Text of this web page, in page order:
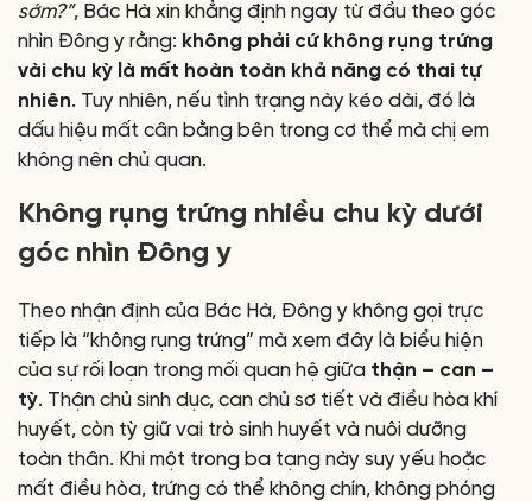
sớm?”, Bác Hà xin khẳng định ngay từ đầu theo góc
nhìn Đông y rằng: không phải cứ không rụng trứng
vài chu kỳ là mất hoàn toàn khả năng có thai tự
nhiên. Tuy nhiên, nếu tình trạng này kéo dài, đó là
dấu hiệu mất cân bằng bên trong cơ thể mà chị em
không nên chủ quan.
Không rụng trứng nhiều chu kỳ dưới
góc nhìn Đông y
Theo nhận định của Bác Hà, Đông y không gọi trực
tiếp là “không rụng trứng” mà xem đây là biểu hiện
của sự rối loạn trong mối quan hệ giữa thận – can –
tỳ. Thận chủ sinh dục, can chủ sơ tiết và điều hòa khí
huyết, còn tỳ giữ vai trò sinh huyết và nuôi dưỡng
toàn thân. Khi một trong ba tạng này suy yếu hoặc
mất điều hòa, trứng có thể không chín, không phóng